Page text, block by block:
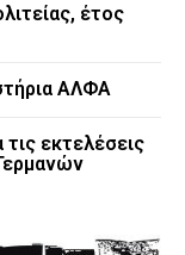
έτος
ΑΛΦΑ
εκτελέσεις